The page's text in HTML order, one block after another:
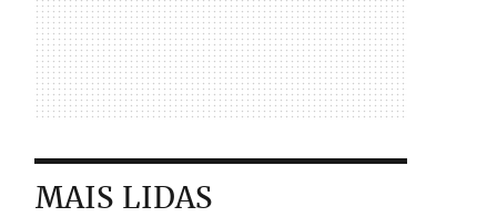
MAIS LIDAS